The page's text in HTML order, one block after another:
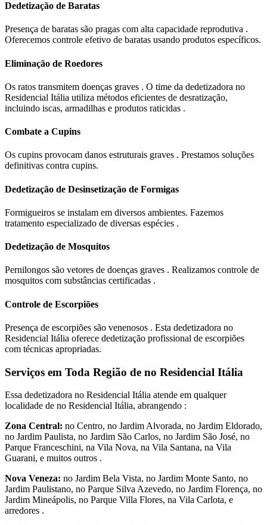
Dedetização de Baratas
Presença de baratas são pragas com alta capacidade reprodutiva .
Oferecemos controle efetivo de baratas usando produtos específicos.
Eliminação de Roedores
Os ratos transmitem doenças graves . O time da dedetizadora no
Residencial Itália utiliza métodos eficientes de desratização,
incluindo iscas, armadilhas e produtos raticidas .
Combate a Cupins
Os cupins provocam danos estruturais graves . Prestamos soluções
definitivas contra cupins.
Dedetização de Desinsetização de Formigas
Formigueiros se instalam em diversos ambientes. Fazemos
tratamento especializado de diversas espécies .
Dedetização de Mosquitos
Pernilongos são vetores de doenças graves . Realizamos controle de
mosquitos com substâncias certificadas .
Controle de Escorpiões
Presença de escorpiões são venenosos . Esta dedetizadora no
Residencial Itália oferece dedetização profissional de escorpiões
com técnicas apropriadas.
Serviços em Toda Região de no Residencial Itália
Essa dedetizadora no Residencial Itália atende em qualquer
localidade de no Residencial Itália, abrangendo :
Zona Central: no Centro, no Jardim Alvorada, no Jardim Eldorado,
no Jardim Paulista, no Jardim São Carlos, no Jardim São José, no
Parque Franceschini, na Vila Nova, na Vila Santana, na Vila
Guarani, e muitos outros .
Nova Veneza: no Jardim Bela Vista, no Jardim Monte Santo, no
Jardim Paulistano, no Parque Silva Azevedo, no Jardim Florença, no
Jardim Mineápolis, no Parque Villa Flores, na Vila Carlota, e
arredores .